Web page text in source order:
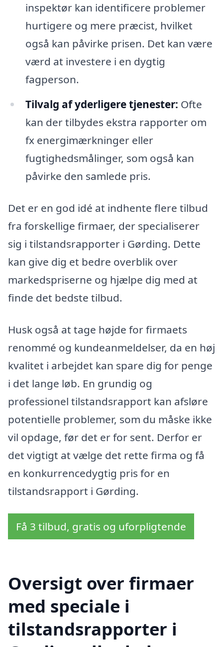
inspektør kan identificere problemer
hurtigere og mere præcist, hvilket
også kan påvirke prisen. Det kan være
værd at investere i en dygtig
fagperson.
Tilvalg af yderligere tjenester: Ofte
kan der tilbydes ekstra rapporter om
fx energimærkninger eller
fugtighedsmålinger, som også kan
påvirke den samlede pris.
Det er en god idé at indhente flere tilbud
fra forskellige firmaer, der specialiserer
sig i tilstandsrapporter i Gørding. Dette
kan give dig et bedre overblik over
markedspriserne og hjælpe dig med at
finde det bedste tilbud.
Husk også at tage højde for firmaets
renommé og kundeanmeldelser, da en høj
kvalitet i arbejdet kan spare dig for penge
i det lange løb. En grundig og
professionel tilstandsrapport kan afsløre
potentielle problemer, som du måske ikke
vil opdage, før det er for sent. Derfor er
det vigtigt at vælge det rette firma og få
en konkurrencedygtig pris for en
tilstandsrapport i Gørding.
Få 3 tilbud, gratis og uforpligtende
Oversigt over firmaer
med speciale i
tilstandsrapporter i